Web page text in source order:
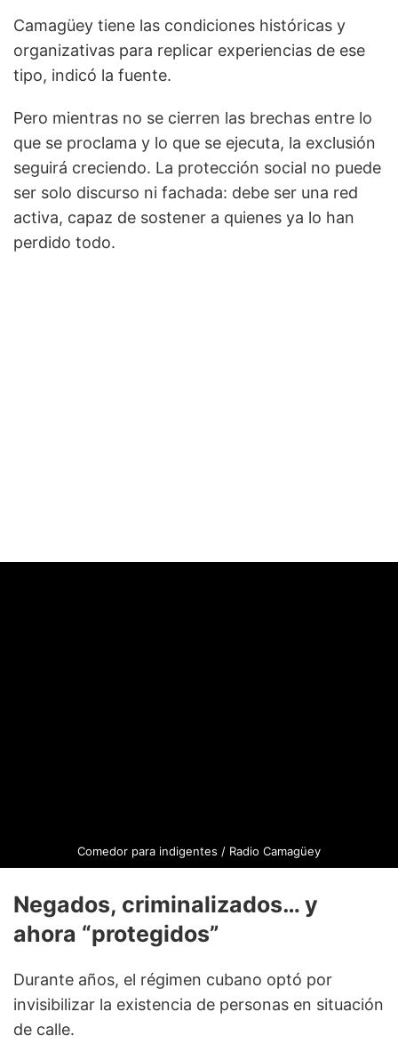
Camagüey tiene las condiciones históricas y
organizativas para replicar experiencias de ese
tipo, indicó la fuente.
Pero mientras no se cierren las brechas entre lo
que se proclama y lo que se ejecuta, la exclusión
seguirá creciendo. La protección social no puede
ser solo discurso ni fachada: debe ser una red
activa, capaz de sostener a quienes ya lo han
perdido todo.
Comedor para indigentes / Radio Camagüey
Negados, criminalizados… y
ahora “protegidos”
Durante años, el régimen cubano optó por
invisibilizar la existencia de personas en situación
de calle.